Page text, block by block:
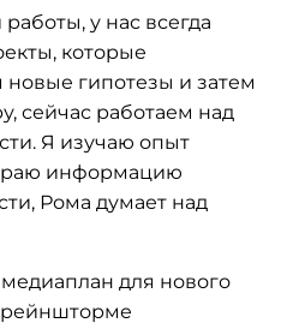
у нас всегда
которые
гипотезы и затем
сейчас работаем над
Я изучаю опыт
информацию
Рома думает над
для нового